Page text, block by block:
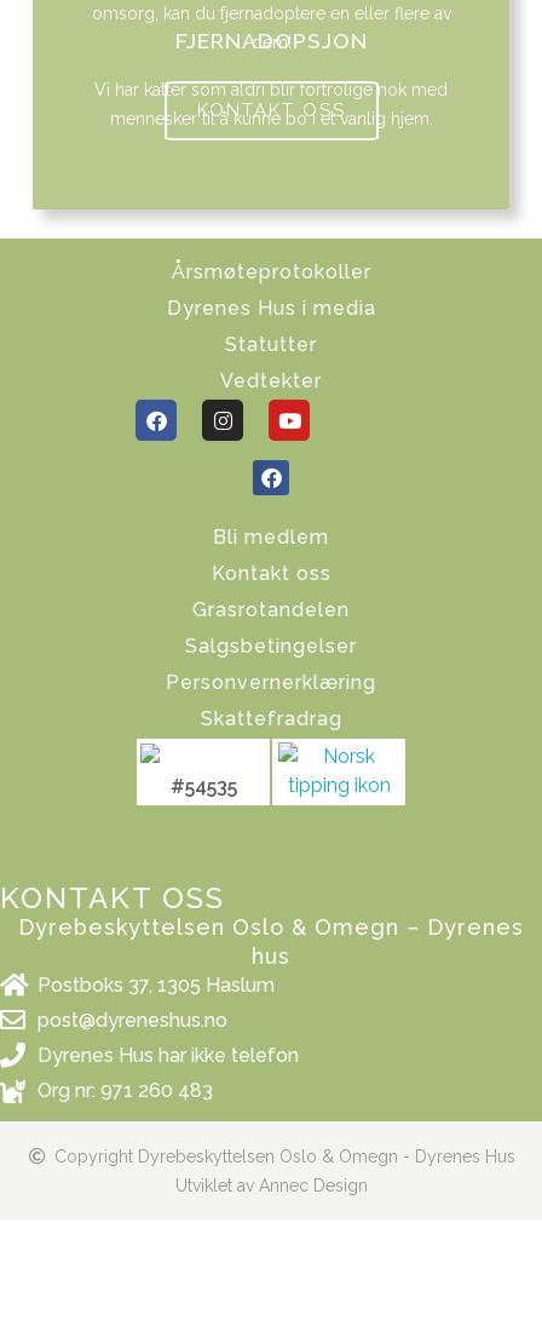
FJERNADOPSJON
Vi har katter som aldri blir fortrolige nok med
mennesker til å kunne bo i et vanlig hjem.
omsorg, kan du fjernadoptere en eller flere av
dem!
KONTAKT OSS
Årsmøteprotokoller
Dyrenes Hus i media
Statutter
Vedtekter
Bli medlem
Kontakt oss
Grasrotandelen
Salgsbetingelser
Personvernerklæring
Skattefradrag
#54535
KONTAKT OSS
Dyrebeskyttelsen Oslo & Omegn – Dyrenes
hus
Postboks 37, 1305 Haslum
post@dyreneshus.no
Dyrenes Hus har ikke telefon
Org nr: 971 260 483
Copyright Dyrebeskyttelsen Oslo & Omegn - Dyrenes Hus
Utviklet av Annec Design